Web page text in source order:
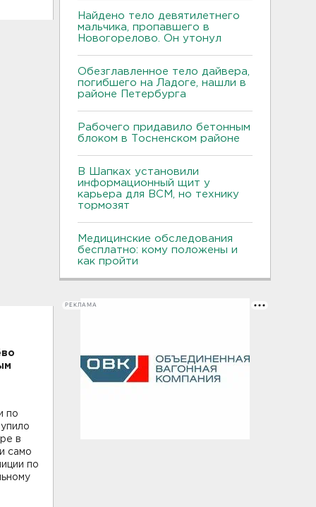
по
в
само
по
Найдено тело девятилетнего
мальчика, пропавшего в
Новогорелово. Он утонул
Обезглавленное тело дайвера,
погибшего на Ладоге, нашли в
районе Петербурга
Рабочего придавило бетонным
блоком в Тосненском районе
В Шапках установили
информационный щит у
карьера для ВСМ, но технику
тормозят
Медицинские обследования
бесплатно: кому положены и
как пройти
РЕКЛАМА